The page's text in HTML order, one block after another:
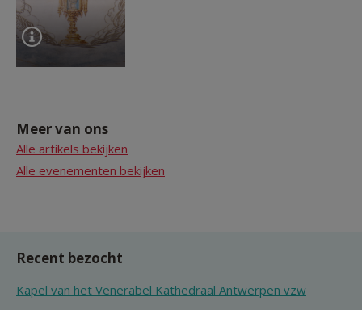
Meer van ons
Alle artikels bekijken
Alle evenementen bekijken
Recent bezocht
Kapel van het Venerabel Kathedraal Antwerpen vzw